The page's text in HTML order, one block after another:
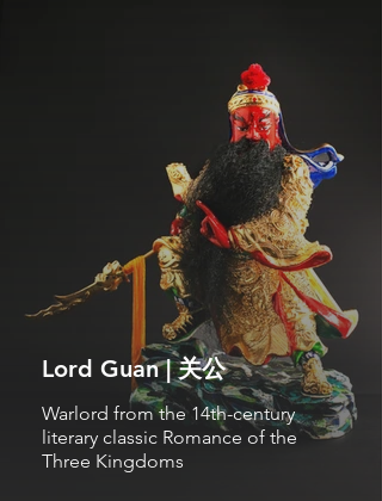
Lord Guan | 关公
Warlord from the 14th-century
literary classic Romance of the
Three Kingdoms